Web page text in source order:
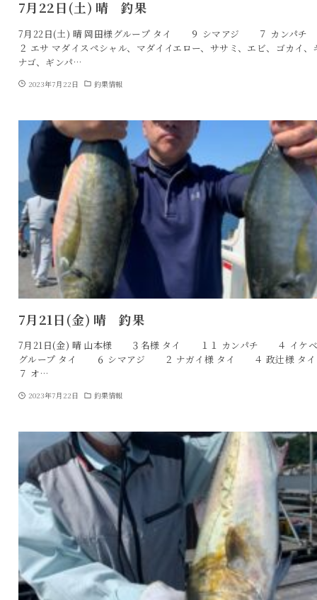
7月22日(土) 晴 釣果
7月22日(土) 晴 岡田様グループ タイ ９ シマアジ ７ カン
２ エサ マダイスペシャル、マダイイエロー、ササミ、エビ、ゴカイ、
ナゴ、ギンパ…
2023年7月22日 釣果情報
7月21日(金) 晴 釣果
7月21日(金) 晴 山本様 ３名様 タイ １１ カンパチ ４ イケ
グループ タイ ６ シマアジ ２ ナガイ様 タイ ４ 政辻様
７ オ…
2023年7月22日 釣果情報